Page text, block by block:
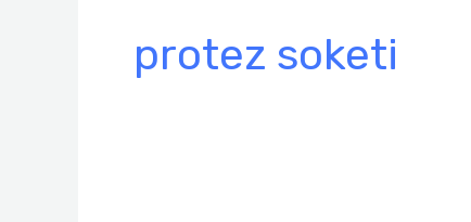
protez soketi